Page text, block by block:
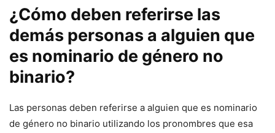
¿Cómo deben referirse las
demás personas a alguien que
es nominario de género no
binario?
Las personas deben referirse a alguien que es nominario
de género no binario utilizando los pronombres que esa